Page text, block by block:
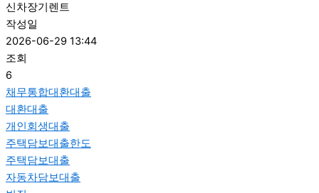
신차장기렌트
작성일
2026-06-29 13:44
조회
6
채무통합대환대출
대환대출
개인회생대출
주택담보대출한도
주택담보대출
자동차담보대출